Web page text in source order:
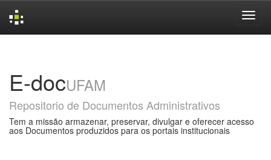
E-docUFAM
Repositorio de Documentos Administrativos
Tem a missão armazenar, preservar, divulgar e oferecer acesso
aos Documentos produzidos para os portais institucionais